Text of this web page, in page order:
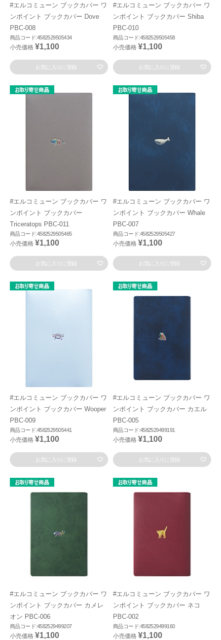
#エルコミューン ブックカバー ワ
ンポイント ブックカバー Dove
PBC-008
商品コード:4582529505434
小売価格 ¥1,100
お気に入りに登録
#エルコミューン ブックカバー ワ
ンポイント ブックカバー Shiba
PBC-010
商品コード:4582529505458
小売価格 ¥1,100
お気に入りに登録
#エルコミューン ブックカバー ワ
ンポイント ブックカバー
Triceratops PBC-011
商品コード:4582529505465
小売価格 ¥1,100
お気に入りに登録
#エルコミューン ブックカバー ワ
ンポイント ブックカバー Whale
PBC-007
商品コード:4582529505427
小売価格 ¥1,100
お気に入りに登録
#エルコミューン ブックカバー ワ
ンポイント ブックカバー Wooper
PBC-009
商品コード:4582529505441
小売価格 ¥1,100
お気に入りに登録
#エルコミューン ブックカバー ワ
ンポイント ブックカバー カエル
PBC-005
商品コード:4582529499191
小売価格 ¥1,100
お気に入りに登録
#エルコミューン ブックカバー ワ
ンポイント ブックカバー カメレ
オン PBC-006
商品コード:4582529499207
小売価格 ¥1,100
#エルコミューン ブックカバー ワ
ンポイント ブックカバー ネコ
PBC-002
商品コード:4582529499160
小売価格 ¥1,100